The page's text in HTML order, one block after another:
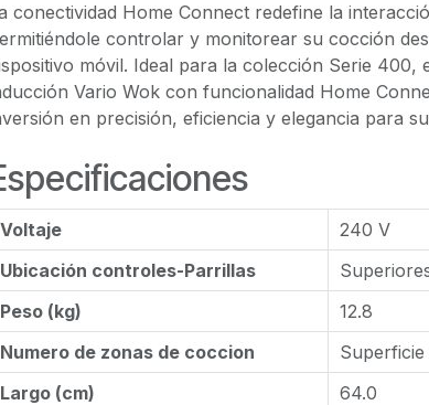
conectividad Home Connect redefine la
controlar y monitorear su cocción
móvil. Ideal para la colección Serie 400,
Vario Wok con funcionalidad Home
en precisión, eficiencia y elegancia para
Voltaje
240 V
Ubicación controles-Parrillas
Peso (kg)
12.8
Numero de zonas de coccion
Largo (cm)
64.0